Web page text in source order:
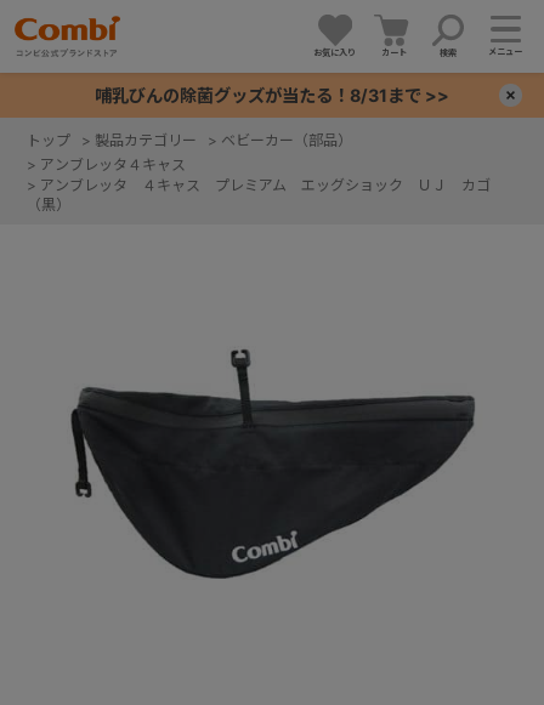
お気に入り カート 検索 メニュー
哺乳びんの除菌グッズが当たる！8/31まで >>
トップ > 製品カテゴリー > ベビーカー（部品）
> アンブレッタ４キャス
> アンブレッタ ４キャス プレミアム エッグショック ＵＪ カゴ
（黒）